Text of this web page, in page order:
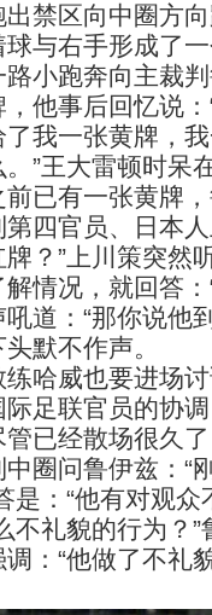
区向中圈方向
与右手形成了
小跑奔向主裁
他事后回忆说
我一张黄牌，
”王大雷顿时呆
有一张黄牌，
四官员、日本
？”上川策突然
情况，就回答
道：“那你说他
默不作声。
威也要进场讨
足联官员的协
已经散场很久
圈问鲁伊兹：“
是：“他有对观
不礼貌的行为？
：“他做了不礼